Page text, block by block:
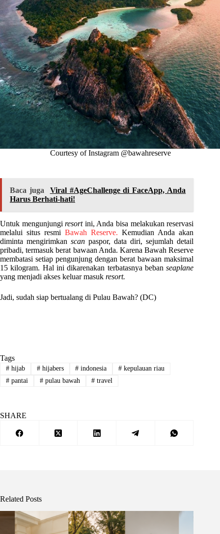
Courtesy of Instagram @bawahreserve
Baca juga
Viral #AgeChallenge di FaceApp, Anda
Harus Berhati-hati!
Untuk mengunjungiresortini, Anda bisa melakukan reservasi
melalui situs resmi Bawah Reserve. Kemudian Anda akan
diminta mengirimkanscan paspor, data diri, sejumlah detail
pribadi, termasuk berat bawaan Anda. Karena Bawah Reserve
membatasi setiap pengunjung dengan berat bawaan maksimal
15 kilogram. Hal ini dikarenakan terbatasnya beban seaplane
yang menjadi akses keluar masuk resort.
Jadi, sudah siap bertualang di Pulau Bawah? (DC)
Tags
#hijab #hijabers # indonesia # kepulauan riau
#pantai #pulau bawah # travel
SHARE
Related Posts